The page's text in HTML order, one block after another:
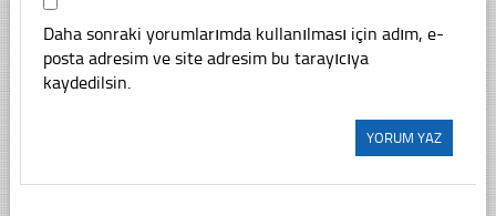
Daha sonraki yorumlarımda kullanılması için adım, e-
posta adresim ve site adresim bu tarayıcıya
kaydedilsin.